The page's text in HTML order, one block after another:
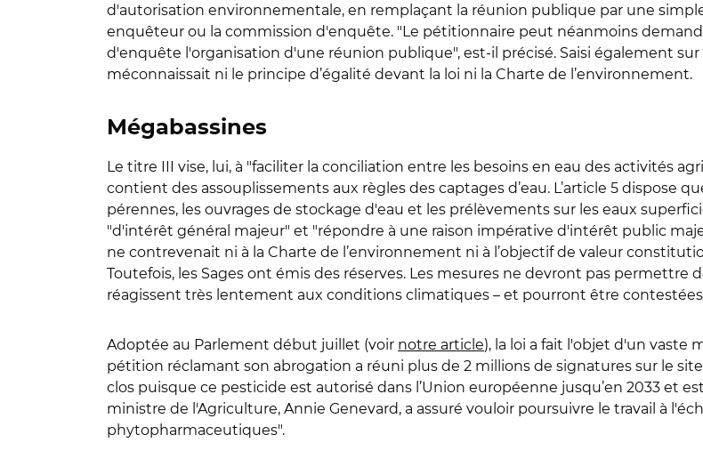
d'autorisation environnementale, en remplaçant la réunion publique par une
enquêteur ou la commission d'enquête. "Le pétitionnaire peut néanmoins
d'enquête l'organisation d'une réunion publique", est-il précisé. Saisi également
méconnaissait ni le principe d’égalité devant la loi ni la Charte de l’environnement.
Mégabassines
Le titre III vise, lui, à "faciliter la conciliation entre les besoins en eau des activités
contient des assouplissements aux règles des captages d’eau. L’article 5 dispose
pérennes, les ouvrages de stockage d'eau et les prélèvements sur les eaux
"d'intérêt général majeur" et "répondre à une raison impérative d'intérêt public
ne contrevenait ni à la Charte de l’environnement ni à l’objectif de valeur
Toutefois, les Sages ont émis des réserves. Les mesures ne devront pas
réagissent très lentement aux conditions climatiques – et pourront être
Adoptée au Parlement début juillet (voir notre article), la loi a fait l'objet d'un vaste
pétition réclamant son abrogation a réuni plus de 2 millions de signatures sur le
clos puisque ce pesticide est autorisé dans l’Union européenne jusqu’en 2033 et
ministre de l'Agriculture, Annie Genevard, a assuré vouloir poursuivre le travail à
phytopharmaceutiques".